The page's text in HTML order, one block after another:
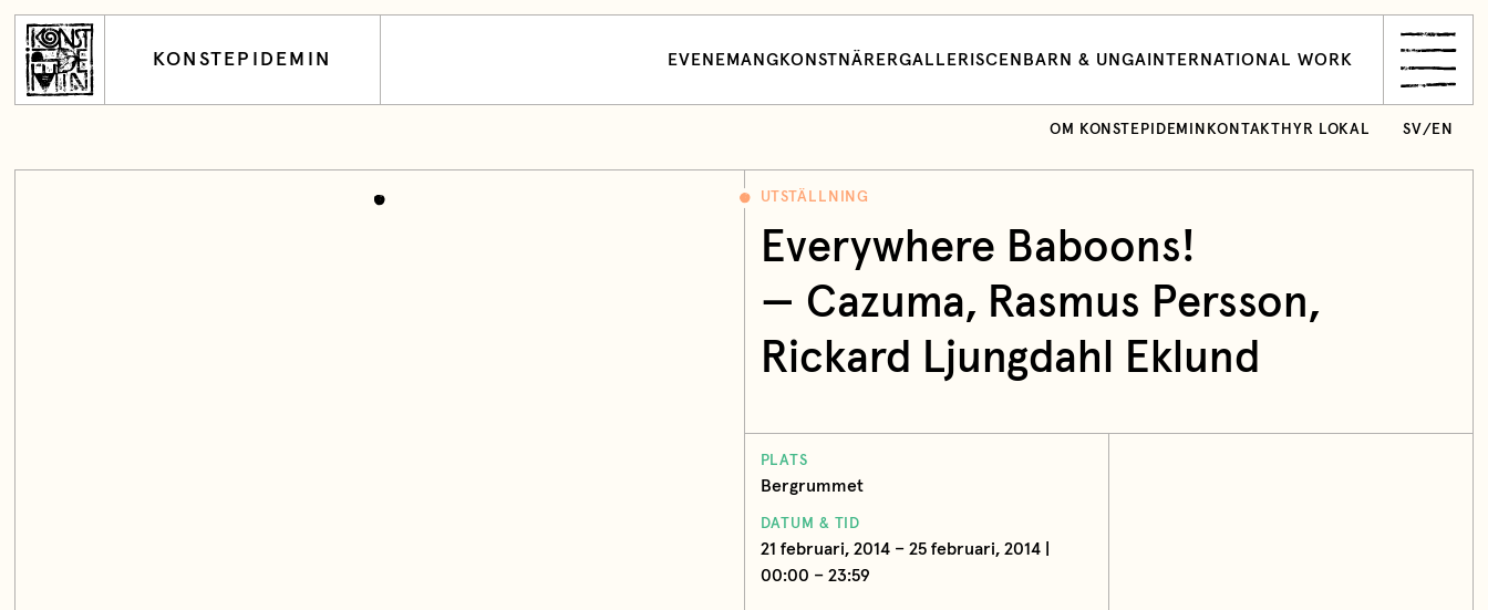
KONSTEPIDEMIN EVENEMANG KONSTNÄRERGALLERI SCEN BARN & UNGA INTERNATIONAL WORK
OM KONSTEPIDEMIN KONTAKT HYR LOKAL SV/ EN
UTSTÄLLNING
Everywhere Baboons!
— Cazuma, Rasmus Persson,
Rickard Ljungdahl Eklund
PLATS
Bergrummet
DATUM & TID
21 februari, 2014 – 25 februari, 2014 |
00:00 – 23:59